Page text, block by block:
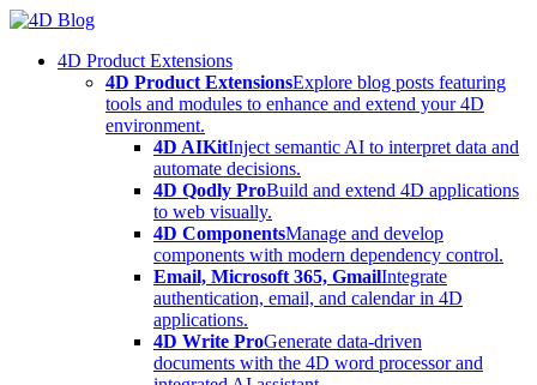
Skip
content4D Product Extensions
4D Product ExtensionsExplore blog posts featuring
tools and modules to enhance and extend your 4D
environment.
4D AIKitInject semantic AI to interpret data and
automate decisions.
4D Qodly ProBuild and extend 4D applications
to web visually.
4D ComponentsManage and develop
components with modern dependency control.
Email, Microsoft 365, GmailIntegrate
authentication, email, and calendar in 4D
applications.
4D Write ProGenerate data-driven
documents with the 4D word processor and